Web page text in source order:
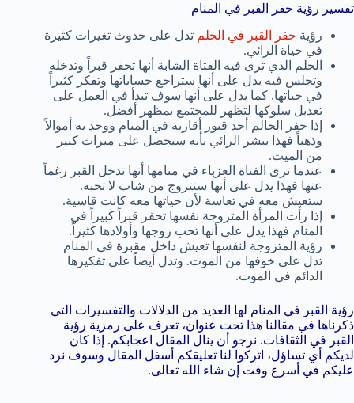
تفسير رؤية حفر القبر في المنام
رؤية حفر القبر في الحلم تدل على حدوث تغيرات كثيرة
في حياة الرائي.
الحلم الذي ترى فيه الفتاة الشابة أنها تحفر قبراً وتدخله
وتجلس فيه يدل على أنها ستراجع حساباتها وتفكر كثيراً
في حياتها. كما يدل على أنها سوف تبدأ في العمل على
تعديل سلوكها لتظهر للمجتمع بمظهر أفضل.
إذا حفر الحالم أحد قبور أقاربه في المنام ووجد به أموالاً
وذهباً فهذا يبشر الرائي بأنه سيحصل على ميراث كبير
من الميت.
عندما ترى الفتاة العزباء في منامها أنها تدخل القبر رغماً
عنها فهذا يدل على أنها ستتزوج من شاب لا تحبه.
ستعيش معه في تعاسة لأن حياتها معه كانت قاسية.
إذا رأت المرأة المتزوجة نفسها تحفر قبراً كبيراً في
المنام فهذا يدل على أنها تحب زوجها وأولادها كثيراً.
رؤية المتزوجة لنفسها تعيش داخل مقبرة في المنام
تدل على خوفها من الموت. وتدل أيضاً على تفكيرها
الدائم في الموت.
رؤية القبر في المنام لها العديد من الدلالات والتفسيرات التي
ذكرناها في مقالنا هذا تحت عنوان، تعرف على رمزية رؤية
القبر في الثقافات. نرجو أن ينال المقال اعجابكم. إذا كان
لديكم أي تساؤل، اتركوا لنا تعليقكم أسفل المقال وسوف نرد
عليكم في أسرع وقت إن شاء الله تعالى.